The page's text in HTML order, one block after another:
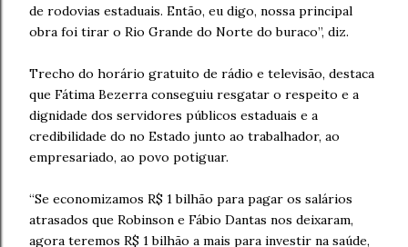
de rodovias estaduais. Então, eu digo, nossa principal
obra foi tirar o Rio Grande do Norte do buraco”, diz.
Trecho do horário gratuito de rádio e televisão, destaca
que Fátima Bezerra conseguiu resgatar o respeito e a
dignidade dos servidores públicos estaduais e a
credibilidade do no Estado junto ao trabalhador, ao
empresariado, ao povo potiguar.
“Se economizamos R$ 1 bilhão para pagar os salários
atrasados que Robinson e Fábio Dantas nos deixaram,
agora teremos R$ 1 bilhão a mais para investir na saúde,